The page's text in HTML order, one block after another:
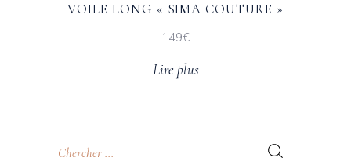
VOILE LONG « SIMA COUTURE »
149€
Lire plus